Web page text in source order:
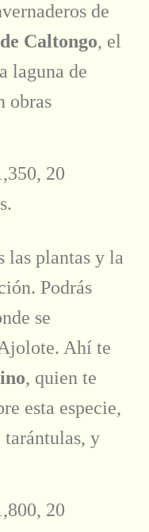
de
Caltongo, el
laguna de
obras
20
las plantas y la
Podrás
se
Ahí te
, quien te
esta especie,
tarántulas, y
20